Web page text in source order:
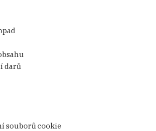
darů
souborů cookie